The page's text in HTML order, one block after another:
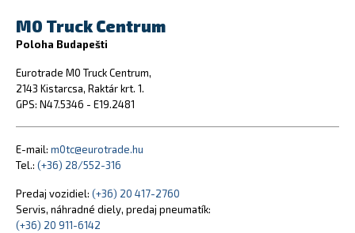
M0 Truck Centrum
Poloha Budapešti
Eurotrade M0 Truck Centrum,
2143 Kistarcsa, Raktár krt. 1.
GPS: N47.5346 - E19.2481
E-mail: m0tc@eurotrade.hu
Tel.: (+36) 28/552-316
Predaj vozidiel: (+36) 20 417-2760
Servis, náhradné diely, predaj pneumatík:
(+36) 20 911-6142